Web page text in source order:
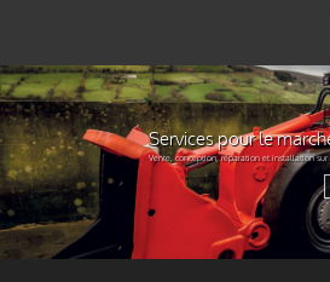
Services pour le
Vente, conception, réparation et installation sur